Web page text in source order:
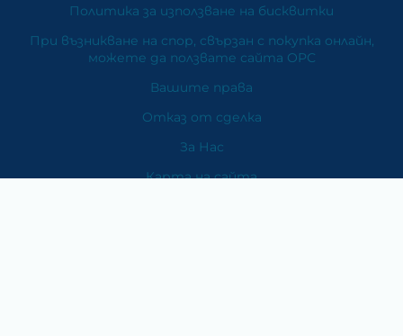
Политика за използване на бисквитки
При възникване на спор, свързан с покупка онлайн,
можете да ползвате сайта ОРС
Вашите права
Отказ от сделка
За Нас
Карта на сайта